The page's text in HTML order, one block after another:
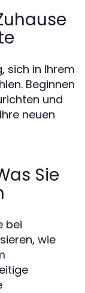
sich in Ihrem
Beginnen
und
neuen
Sie
bei
wie